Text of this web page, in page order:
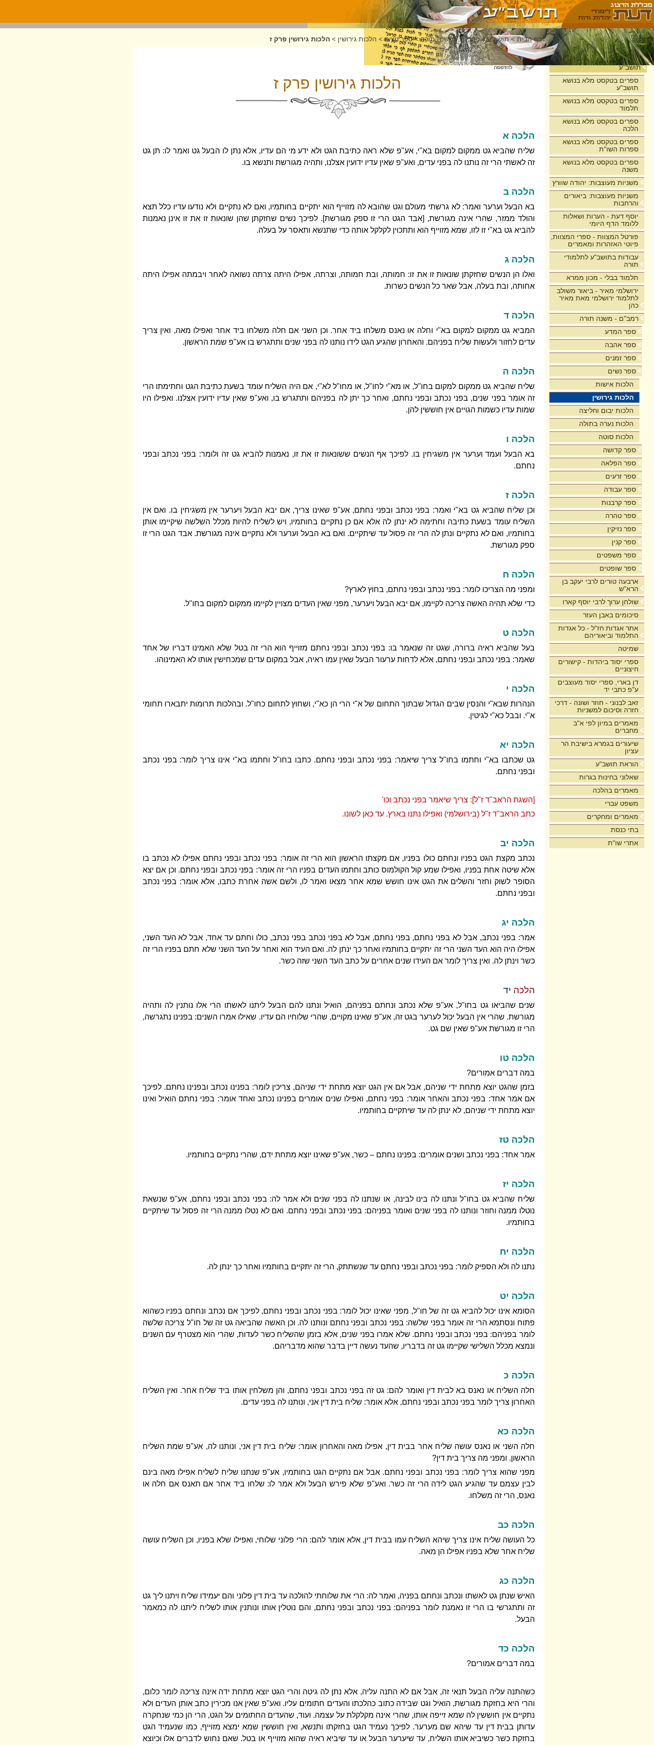
בית
תושב"ע
ספרים בטקסט מלא בנושא
תושב"ע
ספרים בטקסט מלא בנושא
תלמוד
ספרים בטקסט מלא בנושא
הלכה
ספרים בטקסט מלא בנושא
ספרות השו"ת
ספרים בטקסט מלא בנושא
משנה
משניות מעוצבות: יהודה שוורץ
משניות מעוצבות: ביאורים
והרחבות
יוסף דעת - הערות ושאלות
ללומד הדף היומי
פורטל המצוות - ספרי המצוות,
פיוטי האזהרות ומאמרים
עבודות בתושב"ע לתלמודי
תורה
תלמוד בבלי - מכון ממרא
ירושלמי מאיר - ביאור משולב
לתלמוד ירושלמי מאת מאיר
כהן
רמב"ם - משנה תורה
ספר המדע
ספר אהבה
ספר זמנים
ספר נשים
הלכות אישות
הלכות גירושין
הלכות יבום וחליצה
הלכות נערה בתולה
הלכות סוטה
ספר קדושה
ספר הפלאה
ספר זרעים
ספר עבודה
ספר קרבנות
ספר טהרה
ספר נזיקין
ספר קנין
ספר משפטים
ספר שופטים
ארבעה טורים לרבי יעקב בן
הרא"ש
שולחן ערוך לרבי יוסף קארו
סיכומים באבן העזר
אתר אגדות חז"ל - כל אגדות
התלמוד וביאוריהם
שמיטה
ספרי יסוד ביהדות - קישורים
חיצוניים
דן בארי, ספרי יסוד מעוצבים
ע"פ כתבי יד
זאב לבנוני - חוזר ושונה - דרכי
חזרה וסיכום למשניות
מאמרים במיון לפי א"ב
מחברים
שיעורים בגמרא בישיבת הר
עציון
הוראת תושב"ע
שאלוני בחינות בגרות
מאמרים בהלכה
משפט עברי
מאמרים ומחקרים
בתי כנסת
אתרי שו"ת
דף הבית >תושב"ע >רמב"ם - משנה תורה>ספר נשים > הלכות גירושין > הלכות גירושין פרק ז
הלכות גירושין פרק ז
הלכה א
שליח שהביא גט ממקום למקום בא"י, אע"פ שלא ראה כתיבת הגט ולא ידע מי הם עדיו, אלא נתן לו הבעל גט ואמר לו: תן גט
זה לאשתי הרי זה נותנו לה בפני עדים, ואע"פ שאין עדיו ידועין אצלנו, ותהיה מגורשת ותנשא בו.
הלכה ב
בא הבעל וערער ואמר: לא גרשתי מעולם וגט שהובא לה מזוייף הוא יתקיים בחותמיו, ואם לא נתקיים ולא נודעו עדיו כלל תצא
והולד ממזר, שהרי אינה מגורשת, [אבד הגט הרי זו ספק מגורשת]. לפיכך נשים שחזקתן שהן שונאות זו את זו אינן נאמנות
להביא גט בא"י זו לזו, שמא מזוייף הוא ותתכוין לקלקל אותה כדי שתנשא ותאסר על בעלה.
הלכה ג
ואלו הן הנשים שחזקתן שונאות זו את זו: חמותה, ובת חמותה, וצרתה, אפילו היתה צרתה נשואה לאחר ויבמתה אפילו היתה
אחותה, ובת בעלה, אבל שאר כל הנשים כשרות.
הלכה ד
המביא גט ממקום למקום בא"י וחלה או נאנס משלחו ביד אחר. וכן השני אם חלה משלחו ביד אחר ואפילו מאה, ואין צריך
עדים לחזור ולעשות שליח בפניהם. והאחרון שהגיע הגט לידו נותנו לה בפני שנים ותתגרש בו אע"פ שמת הראשון.
הלכה ה
שליח שהביא גט ממקום למקום בחו"ל, או מא"י לחו"ל, או מחו"ל לא"י, אם היה השליח עומד בשעת כתיבת הגט וחתימתו הרי
זה אומר בפני שנים, בפני נכתב ובפני נחתם, ואחר כך יתן לה בפניהם ותתגרש בו, ואע"פ שאין עדיו ידועין אצלנו. ואפילו היו
שמות עדיו כשמות הגויים אין חוששין להן.
הלכה ו
בא הבעל ועמד וערער אין משגיחין בו. לפיכך אף הנשים ששונאות זו את זו, נאמנות להביא גט זה ולומר: בפני נכתב ובפני
נחתם.
הלכה ז
וכן שליח שהביא גט בא"י ואמר: בפני נכתב ובפני נחתם, אע"פ שאינו צריך, אם יבא הבעל ויערער אין משגיחין בו. ואם אין
השליח עומד בשעת כתיבה וחתימה לא ינתן לה אלא אם כן נתקיים בחותמיו, ויש לשליח להיות מכלל השלשה שיקיימו אותן
בחותמיו, ואם לא נתקיים ונתן לה הרי זה פסול עד שיתקיים. ואם בא הבעל וערער ולא נתקיים אינה מגורשת. אבד הגט הרי זו
ספק מגורשת.
הלכה ח
ומפני מה הצריכו לומר: בפני נכתב ובפני נחתם, בחוץ לארץ?
כדי שלא תהיה האשה צריכה לקיימו, אם יבא הבעל ויערער, מפני שאין העדים מצויין לקיימו ממקום למקום בחו"ל.
הלכה ט
בעל שהביא ראיה ברורה, שגט זה שנאמר בו: בפני נכתב ובפני נחתם מזוייף הוא הרי זה בטל שלא האמינו דבריו של אחד
שאמר: בפני נכתב ובפני נחתם, אלא לדחות ערעור הבעל שאין עמו ראיה, אבל במקום עדים שמכחישין אותו לא האמינוהו.
הלכה י
הנהרות שבא"י והנסין שבים הגדול שבתוך התחום של א"י הרי הן כא"י, ושחוץ לתחום כחו"ל. ובהלכות תרומות יתבארו תחומי
א"י. ובבל כא"י לגיטין.
הלכה יא
גט שכתבו בא"י וחתמו בחו"ל צריך שיאמר: בפני נכתב ובפני נחתם. כתבו בחו"ל וחתמו בא"י אינו צריך לומר: בפני נכתב
ובפני נחתם.
[השגת הראב"ד ז"ל]: צריך שיאמר בפני נכתב וכו'
כתב הראב"ד ז"ל (בירושלמי) ואפילו נתנו בארץ. עד כאן לשונו.
הלכה יב
נכתב מקצת הגט בפניו ונחתם כולו בפניו, אם מקצתו הראשון הוא הרי זה אומר: בפני נכתב ובפני נחתם אפילו לא נכתב בו
אלא שיטה אחת בפניו, ואפילו שמע קול הקולמוס כותב וחתמו העדים בפניו הרי זה אומר: בפני נכתב ובפני נחתם. וכן אם יצא
הסופר לשוק וחזר והשלים את הגט אינו חושש שמא אחר מצאו ואמר לו, ולשם אשה אחרת כתבו, אלא אומר: בפני נכתב
ובפני נחתם.
הלכה יג
אמר: בפני נכתב, אבל לא בפני נחתם, בפני נחתם, אבל לא בפני נכתב בפני נכתב, כולו וחתם עד אחד, אבל לא העד השני,
אפילו היה הוא העד השני הרי זה יתקיים בחותמיו ואחר כך ינתן לה. ואם העיד הוא ואחר על העד השני שלא חתם בפניו הרי זה
כשר וינתן לה. ואין צריך לומר אם העידו שנים אחרים על כתב העד השני שזה כשר.
הלכה יד
שנים שהביאו גט בחו"ל, אע"פ שלא נכתב ונחתם בפניהם, הואיל ונתנו להם הבעל ליתנו לאשתו הרי אלו נותנין לה ותהיה
מגורשת. שהרי אין הבעל יכול לערער בגט זה, אע"פ שאינו מקויים, שהרי שלוחיו הם עדיו. שאילו אמרו השנים: בפנינו נתגרשה,
הרי זו מגורשת אע"פ שאין שם גט.
הלכה טו
במה דברים אמורים?
בזמן שהגט יוצא מתחת ידי שניהם, אבל אם אין הגט יוצא מתחת ידי שניהם, צריכין לומר: בפנינו נכתב ובפנינו נחתם. לפיכך
אם אמר אחד: בפני נכתב והאחר אומר: בפני נחתם, ואפילו שנים אומרים בפנינו נכתב ואחד אומר: בפני נחתם הואיל ואינו
יוצא מתחת ידי שניהם, לא ינתן לה עד שיתקיים בחותמיו.
הלכה טז
אמר אחד: בפני נכתב ושנים אומרים: בפנינו נחתם – כשר, אע"פ שאינו יוצא מתחת ידם, שהרי נתקיים בחותמיו.
הלכה יז
שליח שהביא גט בחו"ל ונתנו לה בינו לבינה, או שנתנו לה בפני שנים ולא אמר לה: בפני נכתב ובפני נחתם, אע"פ שנשאת
נוטלו ממנה וחוזר ונותנו לה בפני שנים ואומר בפניהם: בפני נכתב ובפני נחתם. ואם לא נטלו ממנה הרי זה פסול עד שיתקיים
בחותמיו.
הלכה יח
נתנו לה ולא הספיק לומר: בפני נכתב ובפני נחתם עד שנשתתק, הרי זה יתקיים בחותמיו ואחר כך ינתן לה.
הלכה יט
הסומא אינו יכול להביא גט זה של חו"ל, מפני שאינו יכול לומר: בפני נכתב ובפני נחתם, לפיכך אם נכתב ונחתם בפניו כשהוא
פתוח ונסתמא הרי זה אומר בפני שלשה: בפני נכתב ובפני נחתם ונותנו לה. וכן האשה שהביאה גט זה של חו"ל צריכה שלשה
לומר בפניהם: בפני נכתב ובפני נחתם. שלא אמרו בפני שנים, אלא בזמן שהשליח כשר לעדות, שהרי הוא מצטרף עם השנים
ונמצא מכלל השלישי שקיימו גט זה בדבריו, שהעד נעשה דיין בדבר שהוא מדבריהם.
הלכה כ
חלה השליח או נאנס בא לבית דין ואומר להם: גט זה בפני נכתב ובפני נחתם, והן משלחין אותו ביד שליח אחר. ואין השליח
האחרון צריך לומר בפני נכתב ובפני נחתם, אלא אומר: שליח בית דין אני, ונותנו לה בפני עדים.
הלכה כא
חלה השני או נאנס עושה שליח אחר בבית דין, אפילו מאה והאחרון אומר: שליח בית דין אני, ונותנו לה, אע"פ שמת השליח
הראשון. ומפני מה צריך בית דין?
מפני שהוא צריך לומר: בפני נכתב ובפני נחתם. אבל אם נתקיים הגט בחותמיו, אע"פ שנתנו שליח לשליח אפילו מאה בינם
לבין עצמם עד שהגיע הגט לידה הרי זה כשר. ואע"פ שלא פירש הבעל ולא אמר לו: שלחו ביד אחר אם תאנס אם חלה או
נאנס, הרי זה משלחו.
הלכה כב
כל העושה שליח אינו צריך שיהא השליח עמו בבית דין, אלא אומר להם: הרי פלוני שלוחי, ואפילו שלא בפניו, וכן השליח עושה
שליח אחר שלא בפניו אפילו הן מאה.
הלכה כג
האיש שנתן גט לאשתו ונכתב ונחתם בפניה, ואמר לה: הרי את שלוחתי להולכה עד בית דין פלוני והם יעמידו שליח ויתנו ליך גט
זה ותתגרשי בו הרי זו נאמנת לומר בפניהם: בפני נכתב ובפני נחתם, והם נוטלין אותו ונותנין אותו לשליח ליתנו לה כמאמר
הבעל.
הלכה כד
במה דברים אמורים?
כשהתנה עליה הבעל תנאי זה, אבל אם לא התנה עליה, אלא נתן לה גיטה והרי הגט יוצא מתחת ידה אינה צריכה לומר כלום,
והרי היא בחזקת מגורשת, הואיל וגט שבידה כתוב כהלכתו והעדים חתומים עליו. ואע"פ שאין אנו מכירין כתב אותן העדים ולא
נתקיים אין חוששין לה שמא זייפה אותו, שהרי אינה מקלקלת על עצמה. ועוד, שהעדים החתומים על הגט, הרי הן כמי שנחקרה
עדותן בבית דין עד שיהא שם מערער. לפיכך נעמיד הגט בחזקתו ותנשא, ואין חוששין שמא ימצא מזוייף, כמו שנעמיד הגט
בחזקת כשר כשיביא אותו השליח, עד שיערער הבעל או עד שיביא ראיה שהוא מזוייף או בטל. שאם נחוש לדברים אלו וכיוצא